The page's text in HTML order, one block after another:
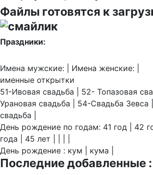
Файлы готовятся к
Праздники:
Имена мужские: | Имена женские: |
именные открытки
51-Ивовая свадьба | 52- Топазовая
Урановая свадьба | 54-Свадьба
свадьба |
День рождение по годам: 41 год | 42
года | 45 лет | | | |
День рождение : кум | кума |
Последние добавленные :